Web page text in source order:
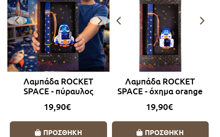
Λαμπάδα ROCKET
SPACE - πύραυλος
19,90€
ΠΡΟΣΘΗΚΗ
Λαμπάδα ROCKET
SPACE - όχημα orange
19,90€
ΠΡΟΣΘΗΚΗ